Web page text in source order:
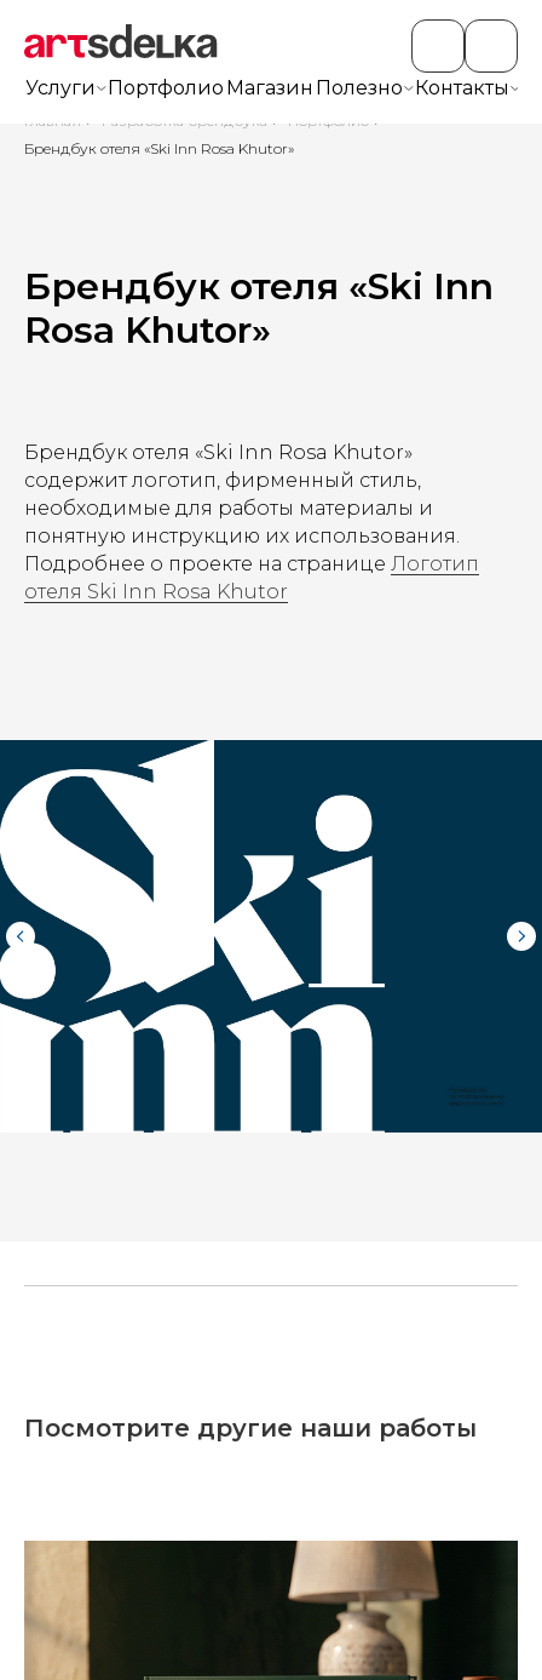
Услуги Портфолио Магазин Полезно Контакты
Главная / Разработка брендбука / Портфолио /
Брендбук отеля «Ski Inn Rosa Khutor»
Брендбук отеля «Ski Inn
Rosa Khutor»
Брендбук отеля «Ski Inn Rosa Khutor»
содержит логотип, фирменный стиль,
необходимые для работы материалы и
понятную инструкцию их использования.
Подробнее о проекте на странице Логотип
отеля Ski Inn Rosa Khutor
Посмотрите другие наши работы